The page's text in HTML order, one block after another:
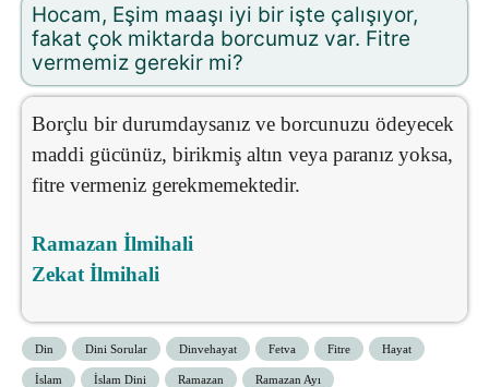
Hocam, Eşim maaşı iyi bir işte çalışıyor,
fakat çok miktarda borcumuz var. Fitre
vermemiz gerekir mi?
Borçlu bir durumdaysanız ve borcunuzu ödeyecek
maddi gücünüz, birikmiş altın veya paranız yoksa,
fitre vermeniz gerekmemektedir.
Ramazan İlmihali
Zekat İlmihali
Din Dini Sorular Dinvehayat Fetva Fitre Hayat
İslam İslam Dini Ramazan Ramazan Ayı